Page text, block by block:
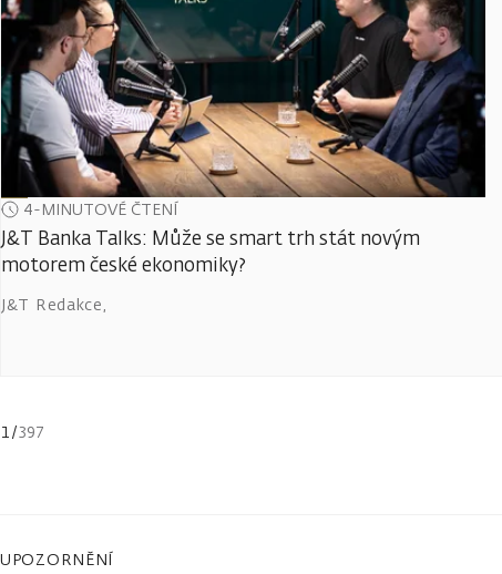
4-MINUTOVÉ ČTENÍ
J&T Banka Talks: Může se smart trh stát novým
motorem české ekonomiky?
J&T Redakce,
1/397
UPOZORNĚNÍ